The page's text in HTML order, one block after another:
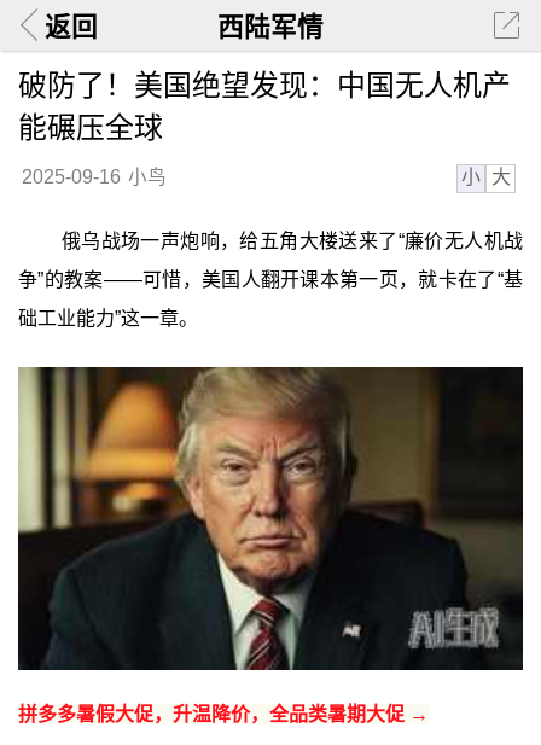
返回 西陆军情
破防了！美国绝望发现：中国无人机产
能碾压全球
2025-09-16 小鸟 小 大
俄乌战场一声炮响，给五角大楼送来了“廉价无人机战
争”的教案——可惜，美国人翻开课本第一页，就卡在了“基
础工业能力”这一章。
拼多多暑假大促，升温降价，全品类暑期大促 →